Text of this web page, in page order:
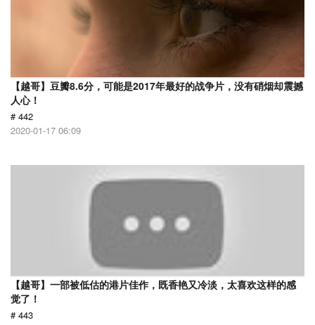
【越哥】豆瓣8.6分，可能是2017年最好的战争片，没有硝烟却震撼
人心！
# 442
2020-01-17 06:09
【越哥】一部被低估的港片佳作，既香艳又冷淡，太喜欢这样的感
觉了！
# 443